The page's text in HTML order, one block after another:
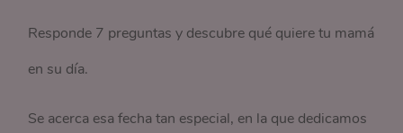
Responde 7 preguntas y descubre qué quiere tu mamá
en su día.
Se acerca esa fecha tan especial, en la que dedicamos